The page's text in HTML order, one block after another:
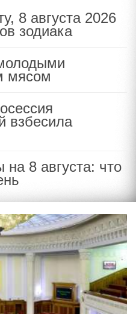
8 августа 2026
зодиака
мясом
взбесила
8 августа: что